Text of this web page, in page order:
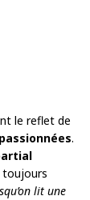
le reflet de
passionnées.
lit une